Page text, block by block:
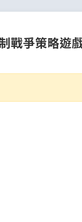
戰爭策略遊